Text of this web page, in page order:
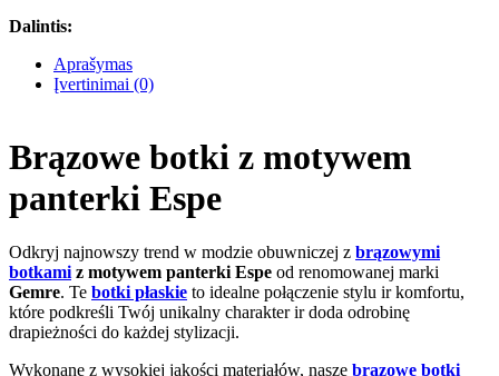
Dalintis:
Aprašymas
Įvertinimai (0)
Brązowe botki z motywem
panterki Espe
Odkryj najnowszy trend w modzie obuwniczej z brązowymi
botkami z motywem panterki Espe od renomowanej marki
Gemre. Te botki płaskie to idealne połączenie stylu ir komfortu,
które podkreśli Twój unikalny charakter ir doda odrobinę
drapieżności do każdej stylizacji.
Wykonane z wysokiej jakości materiałów, nasze brązowe botki